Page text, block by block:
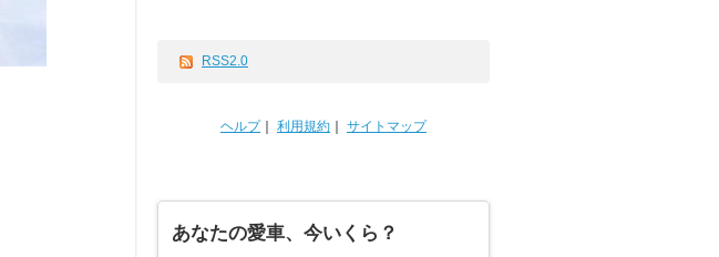
RSS2.0
ヘルプ｜ 利用規約 サイトマップ
あなたの愛車、今いくら？